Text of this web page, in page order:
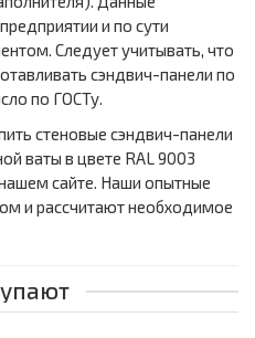
и по сути
Следует учитывать, что
сэндвич-панели по
по ГОСТу.
стеновые сэндвич-панели
ваты в цвете RAL 9003
сайте. Наши опытные
и рассчитают необходимое